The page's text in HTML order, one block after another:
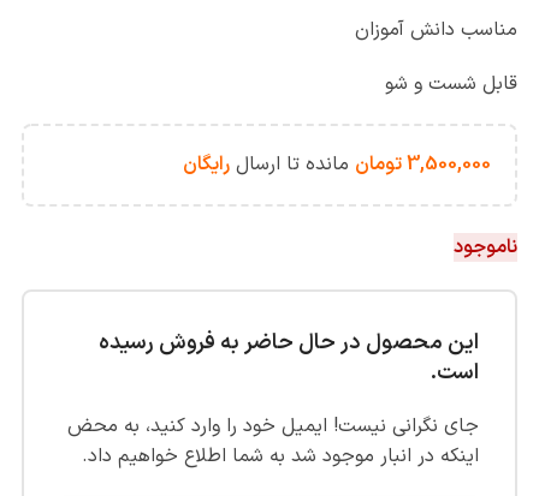
مناسب دانش آموزان
قابل شست و شو
3,500,000تومان مانده تا ارسال رایگان
ناموجود
این محصول در حال حاضر به فروش رسیده
است.
جای نگرانی نیست! ایمیل خود را وارد کنید، به محض
اینکه در انبار موجود شد به شما اطلاع خواهیم داد.